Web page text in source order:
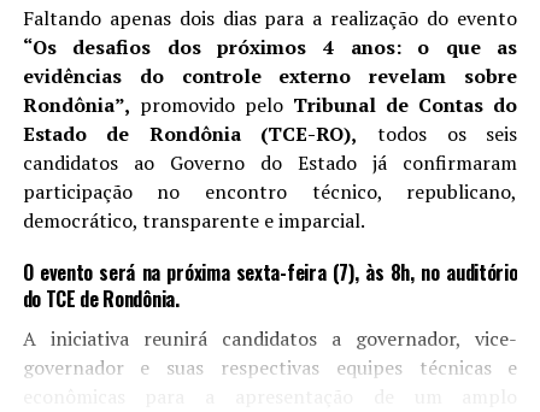
órgãos traz resultados positivos. “Nossa equipe orienta
os motoristas sobre a importância de uma viagem
segura, reforçando a necessidade de não ingerir
bebidas alcoólicas antes de dirigir e de respeitar os
limites de velocidade”,destacou.
As ações educativas seguem no fim de semana, com a
presença da Nova 364 no desfile da Banda do Vai Quem,
viária aos foliões que irão se deslocar de diferentes
localidades do estado.
A campanha de conscientização busca alertar os
usuários sobre os riscos de desrespeitar a sinalização e
Faltando apenas dois dias para a realização do evento
“Os desafios dos próximos 4 anos: o que as
evidências do controle externo revelam sobre
Rondônia”, promovido pelo Tribunal de Contas do
Estado de Rondônia (TCE-RO), todos os seis
candidatos ao Governo do Estado já confirmaram
participação no encontro técnico, republicano,
democrático, transparente e imparcial.
O evento será na próxima sexta-feira (7), às 8h, no auditório
do TCE de Rondônia.
A iniciativa reunirá candidatos a governador, vice-
governador e suas respectivas equipes técnicas e